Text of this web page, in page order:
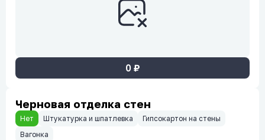
0₽
Черновая отделка стен
Нет Штукатурка и шпатлевка
Гипсокартон на стены
Вагонка